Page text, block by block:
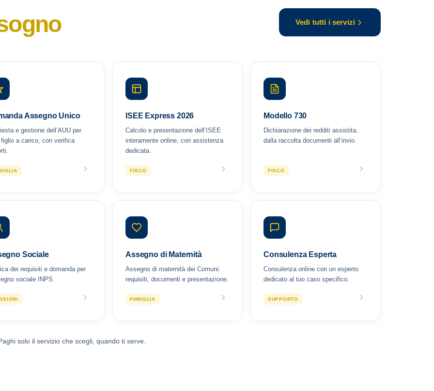
Vedi tutti i servizi
Assegno Unico
e gestione dell’AUU per
a carico, con verifica
ISEE Express 2026
Calcolo e presentazione dell’ISEE
interamente online, con assistenza
dedicata.
FISCO
Modello 730
Dichiarazione dei redditi assistita,
dalla raccolta documenti all’invio.
FISCO
Sociale
dei requisiti e domanda per
sociale INPS.
Assegno di Maternità
Assegno di maternità dei Comuni:
requisiti, documenti e presentazione.
FAMIGLIA
Consulenza Esperta
Consulenza online con un esperto
dedicato al tuo caso specifico.
SUPPORTO
solo il servizio che scegli, quando ti serve.